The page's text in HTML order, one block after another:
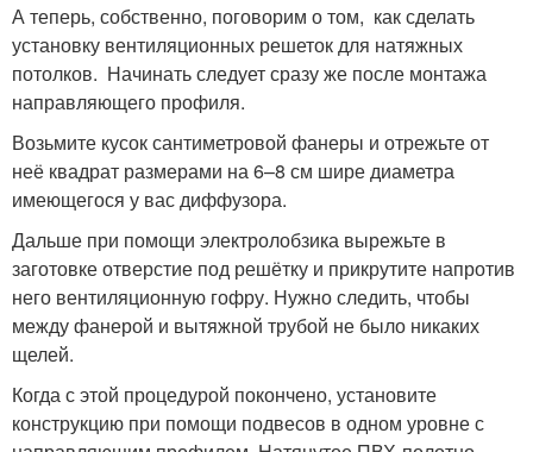
А теперь, собственно, поговорим о том, как сделать
установку вентиляционных решеток для натяжных
потолков. Начинать следует сразу же после монтажа
направляющего профиля.
Возьмите кусок сантиметровой фанеры и отрежьте от
неё квадрат размерами на 6–8 см шире диаметра
имеющегося у вас диффузора.
Дальше при помощи электролобзика вырежьте в
заготовке отверстие под решётку и прикрутите напротив
него вентиляционную гофру. Нужно следить, чтобы
между фанерой и вытяжной трубой не было никаких
щелей.
Когда с этой процедурой покончено, установите
конструкцию при помощи подвесов в одном уровне с